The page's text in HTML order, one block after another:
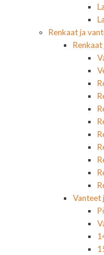
Renkaat ja
Vanteet